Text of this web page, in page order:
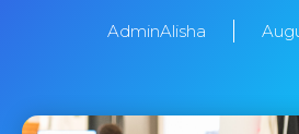
AdminAlisha